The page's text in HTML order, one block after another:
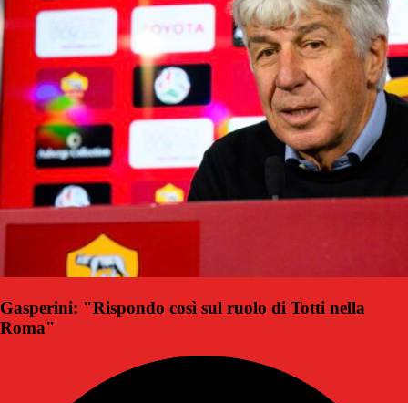
Gasperini: "Rispondo così sul ruolo di Totti nella
Roma"